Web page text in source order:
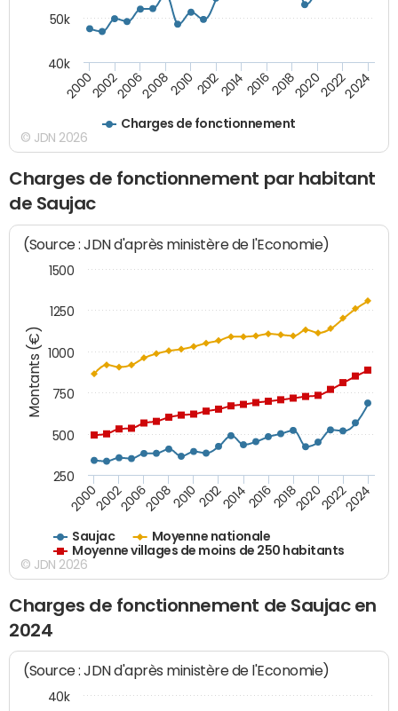
Charges de fonctionnement
20002002200620082010 2012201420162018202020222024
40k
50k
© JDN 2026
Charges de fonctionnement par habitant
de Saujac
Montants (€)
(Source : JDN d'après ministère de l'Economie)
Saujac
Moyenne nationale
Moyenne villages de moins de 250 habitants
200020022006200820102012201420162018202020222024
250
500
750
1000
1250
1500
© JDN 2026
Charges de fonctionnement de Saujac en
2024
(Source : JDN d'après ministère de l'Economie)
40k